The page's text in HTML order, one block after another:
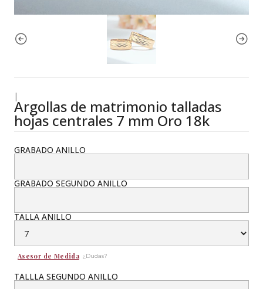
|
Argollas de matrimonio talladas
hojas centrales 7 mm Oro 18k
GRABADO ANILLO
GRABADO SEGUNDO ANILLO
TALLA ANILLO
Asesor de Medida ¿Dudas?
TALLLA SEGUNDO ANILLO